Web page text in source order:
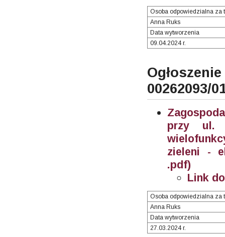
Osoba odpowiedzialna za
Anna Ruks
Data wytworzenia
09.04.2024 r.
00262093/
przy ul.
zieleni -
.pdf)
Link
Osoba odpowiedzialna za
Anna Ruks
Data wytworzenia
27.03.2024 r.